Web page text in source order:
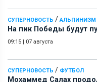
СУПЕРНОВОСТЬ / АЛЬПИНИЗМ
На пик Победы будут
09:15 | 07 августа
СУПЕРНОВОСТЬ / ФУТБОЛ
Мохаммед Салах